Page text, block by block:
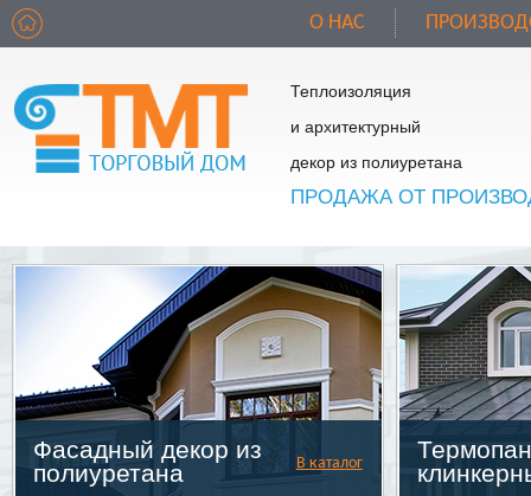
О НАС
Теплоизоляция
и архитектурный
декор из полиуретана
ПРОДАЖА ОТ
Фасадный декор из
полиуретана
В каталог